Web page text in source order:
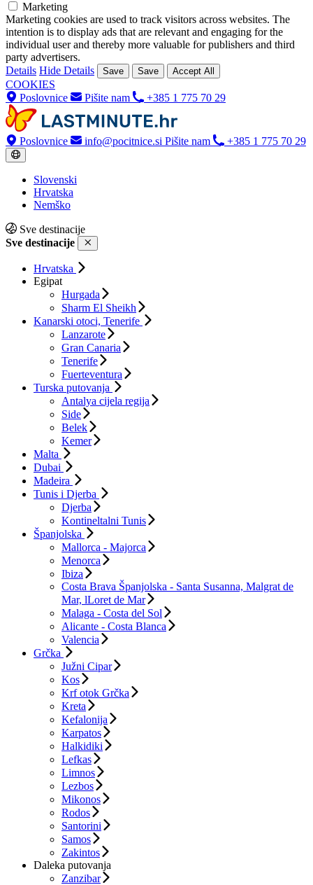
Marketing
Marketing cookies are used to track visitors across websites. The
intention is to display ads that are relevant and engaging for the
individual user and thereby more valuable for publishers and third
party advertisers.
Details Hide Details Save Save Accept All
COOKIES
Poslovnice
Pišite nam +385 1 775 70 29
Poslovnice info@pocitnice.si Pišite nam +385 1 775 70 29
Slovenski
Hrvatska
Nemško
Sve destinacije
Sve destinacije
Hrvatska
Egipat
Hurgada
Sharm El Sheikh
Kanarski otoci, Tenerife
Lanzarote
Gran Canaria
Tenerife
Fuerteventura
Turska putovanja
Antalya cijela regija
Side
Belek
Kemer
Malta
Dubai
Madeira
Tunis i Djerba
Djerba
Kontineltalni Tunis
Španjolska
Mallorca - Majorca
Menorca
Ibiza
Costa Brava Španjolska - Santa Susanna, Malgrat de
Mar, lLoret de Mar
Malaga - Costa del Sol
Alicante - Costa Blanca
Valencia
Grčka
Južni Cipar
Kos
Krf otok Grčka
Kreta
Kefalonija
Karpatos
Halkidiki
Lefkas
Limnos
Lezbos
Mikonos
Rodos
Santorini
Samos
Zakintos
Daleka putovanja
Zanzibar